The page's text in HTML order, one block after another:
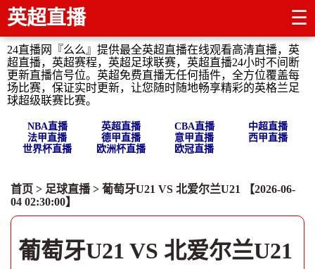
英超直播 ☰
24直播网『么么』提供最全英超直播在线观看高清直播，英
超直播，英超赛程，英超足球联赛，英超直播24小时不间断
更新直播信号位。英超免费直播无任何插件，全方位覆盖每
场比赛，保证实时更新，让您随时随地畅享精彩的英格兰足
球超级联赛比赛。
NBA直播 英超直播 CBA直播
中超直播
法甲直播
德甲直播 意甲直播
西甲直播
世界杯直播
欧洲杯直播 欧冠直播
首页 > 足球直播> 葡萄牙U21 VS 北爱尔兰U21 【2026-06-
04 02:30:00】
葡萄牙U21 VS 北爱尔兰U21